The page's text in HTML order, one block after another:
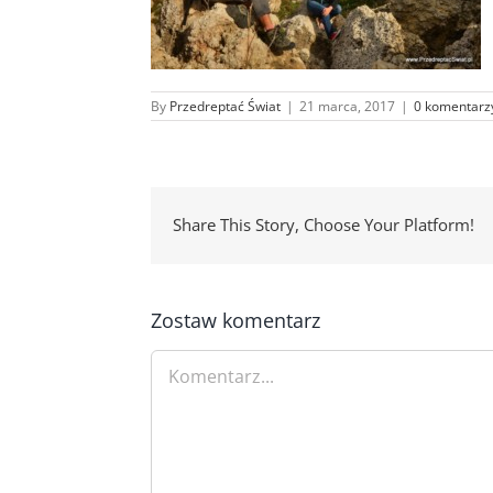
By Przedreptać Świat | 21 marca, 2017 | 0
Share This Story, Choose Your Platform!
Zostaw komentarz
Comment